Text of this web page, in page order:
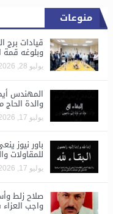
منوعات
قيادات برج
وبلوغه قمة
يوليو 28, 2026
المهندس
والدة
يوليو 17, 2026
باور نيوز
للمقاولات
يوليو 17, 2026
صلاح زلط
واجب